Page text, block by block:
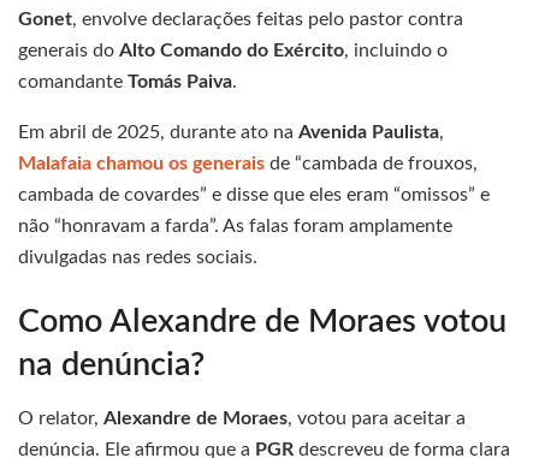
Gonet, envolve declarações feitas pelo pastor contra
generais do Alto Comando do Exército, incluindo o
comandante Tomás Paiva.
Em abril de 2025, durante ato na Avenida Paulista,
Malafaia chamou os generais de “cambada de frouxos,
cambada de covardes” e disse que eles eram “omissos” e
não “honravam a farda”. As falas foram amplamente
divulgadas nas redes sociais.
Como Alexandre de Moraes votou
na denúncia?
O relator, Alexandre de Moraes, votou para aceitar a
denúncia. Ele afirmou que a PGR descreveu de forma clara